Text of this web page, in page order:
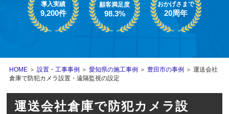
導入実績
9,200件
顧客満足度
98.3%
おかげさまで
20周年
HOME ＞設置・工事事例 ＞愛知県の施工事例 ＞ 豊田市の事例 ＞ 運送会社
倉庫で防犯カメラ設置・遠隔監視の設定
運送会社倉庫で防犯カメラ設